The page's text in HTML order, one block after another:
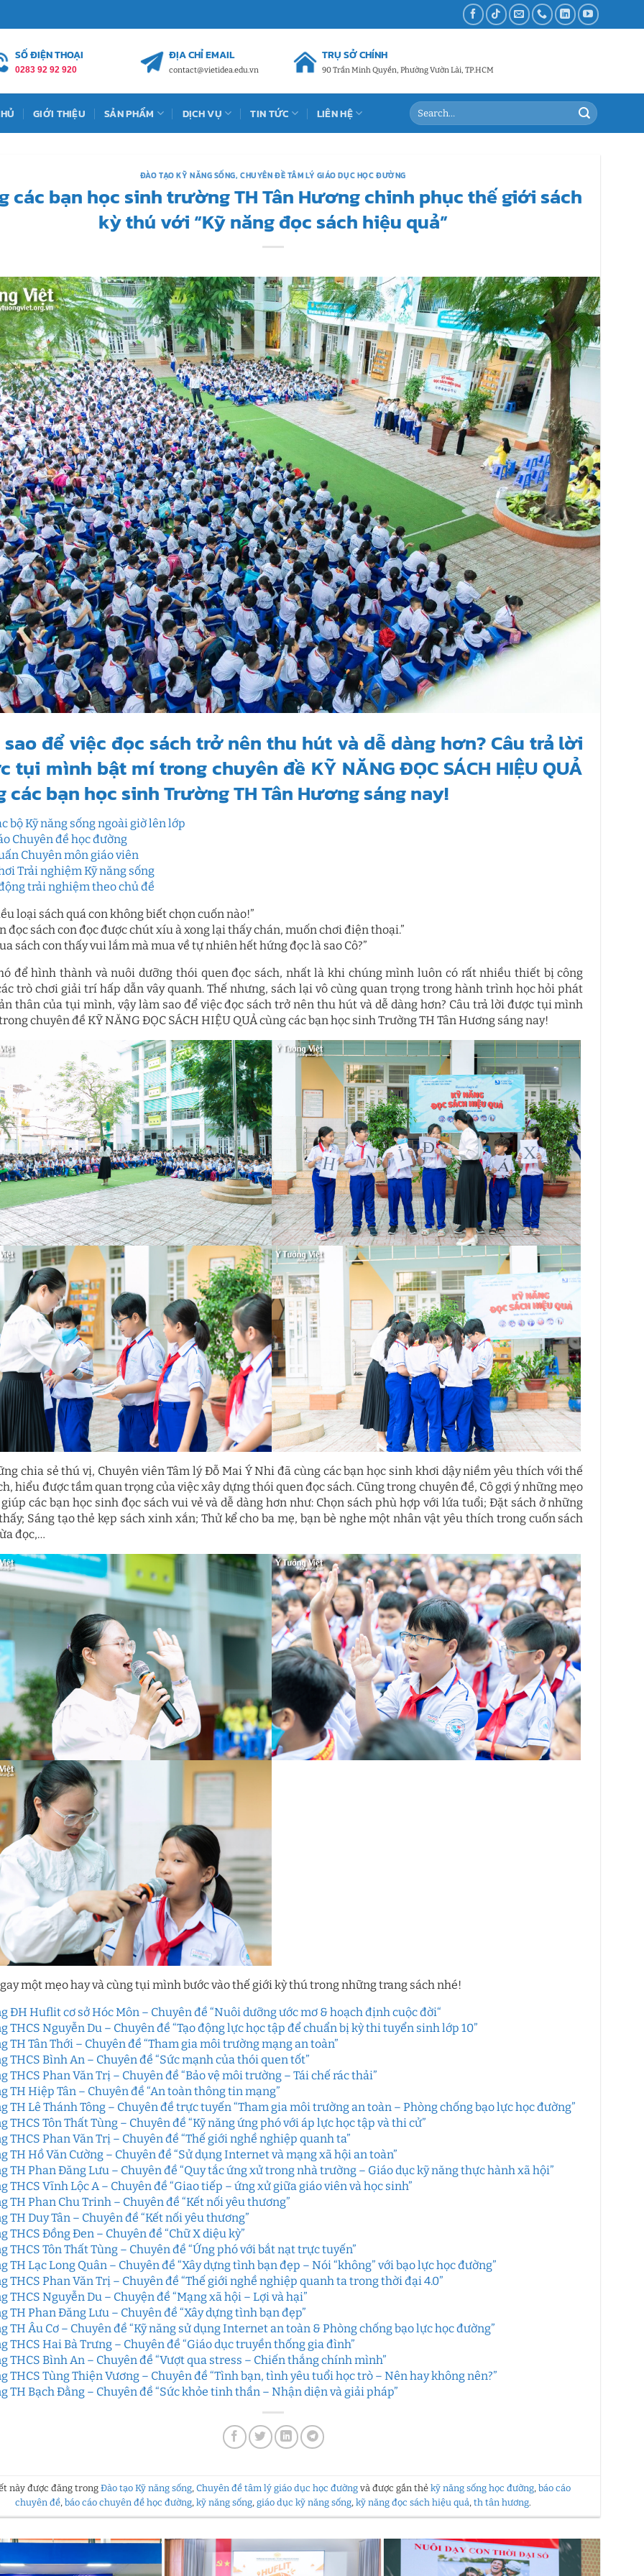
SỐ ĐIỆN THOẠI
0283 92 92 920
ĐỊA CHỈ EMAIL
contact@vietidea.edu.vn
TRỤ SỞ CHÍNH
90 Trần Minh Quyền, Phường Vườn Lài, TP.HCM
GIỚI THIỆU SẢN PHẨM DỊCH VỤ TIN TỨC LIÊN HỆ
ĐÀO TẠO KỸ NĂNG SỐNG,CHUYÊN ĐỀ TÂM LÝ GIÁO DỤC HỌC ĐƯỜNG
các bạn học sinh trường TH Tân Hương chinh phục thế giới sách
kỳ thú với “Kỹ năng đọc sách hiệu quả”
sao để việc đọc sách trở nên thu hút và dễ dàng hơn? Câu trả lời
tụi mình bật mí trong chuyên đề KỸ NĂNG ĐỌC SÁCH HIỆU QUẢ
các bạn học sinh Trường TH Tân Hương sáng nay!
bộ Kỹ năng sống ngoài giờ lên lớp
Chuyên đề học đường
Chuyên môn giáo viên
Trải nghiệm Kỹ năng sống
trải nghiệm theo chủ đề
loại sách quá con không biết chọn cuốn nào!”
đọc sách con đọc được chút xíu à xong lại thấy chán, muốn chơi điện thoại.”
sách con thấy vui lắm mà mua về tự nhiên hết hứng đọc là sao Cô?”
để hình thành và nuôi dưỡng thói quen đọc sách, nhất là khi chúng mình luôn có rất nhiều thiết bị công
trò chơi giải trí hấp dẫn vây quanh. Thế nhưng, sách lại vô cùng quan trọng trong hành trình học hỏi phát
thân của tụi mình, vậy làm sao để việc đọc sách trở nên thu hút và dễ dàng hơn? Câu trả lời được tụi mình
chuyên đề KỸ NĂNG ĐỌC SÁCH HIỆU QUẢ cùng các bạn học sinh Trường TH Tân Hương sáng nay!
chia sẻ thú vị, Chuyên viên Tâm lý Đỗ Mai Ý Nhi đã cùng các bạn học sinh khơi dậy niềm yêu thích với thế
hiểu được tầm quan trọng của việc xây dựng thói quen đọc sách. Cũng trong chuyên đề, Cô gợi ý những mẹo
các bạn học sinh đọc sách vui vẻ và dễ dàng hơn như: Chọn sách phù hợp với lứa tuổi; Đặt sách ở những
Sáng tạo thẻ kẹp sách xinh xắn; Thử kể cho ba mẹ, bạn bè nghe một nhân vật yêu thích trong cuốn sách
đọc,…
một mẹo hay và cùng tụi mình bước vào thế giới kỳ thú trong những trang sách nhé!
ĐH Huflit cơ sở Hóc Môn – Chuyên đề “Nuôi dưỡng ước mơ & hoạch định cuộc đời“
THCS Nguyễn Du – Chuyên đề “Tạo động lực học tập để chuẩn bị kỳ thi tuyển sinh lớp 10”
TH Tân Thới – Chuyên đề “Tham gia môi trường mạng an toàn”
THCS Bình An – Chuyên đề “Sức mạnh của thói quen tốt”
THCS Phan Văn Trị – Chuyên đề “Bảo vệ môi trường – Tái chế rác thải”
TH Hiệp Tân – Chuyên đề “An toàn thông tin mạng”
TH Lê Thánh Tông – Chuyên đề trực tuyến “Tham gia môi trường an toàn – Phòng chống bạo lực học đường”
THCS Tôn Thất Tùng – Chuyên đề “Kỹ năng ứng phó với áp lực học tập và thi cử”
THCS Phan Văn Trị – Chuyên đề “Thế giới nghề nghiệp quanh ta”
TH Hồ Văn Cường – Chuyên đề “Sử dụng Internet và mạng xã hội an toàn”
TH Phan Đăng Lưu – Chuyên đề “Quy tắc ứng xử trong nhà trường – Giáo dục kỹ năng thực hành xã hội”
THCS Vĩnh Lộc A – Chuyên đề “Giao tiếp – ứng xử giữa giáo viên và học sinh”
TH Phan Chu Trinh – Chuyên đề “Kết nối yêu thương”
TH Duy Tân – Chuyên đề “Kết nối yêu thương”
THCS Đồng Đen – Chuyên đề “Chữ X diệu kỳ”
THCS Tôn Thất Tùng – Chuyên đề “Ứng phó với bắt nạt trực tuyến”
TH Lạc Long Quân – Chuyên đề “Xây dựng tình bạn đẹp – Nói “không” với bạo lực học đường”
THCS Phan Văn Trị – Chuyên đề “Thế giới nghề nghiệp quanh ta trong thời đại 4.0”
THCS Nguyễn Du – Chuyện đề “Mạng xã hội – Lợi và hại”
TH Phan Đăng Lưu – Chuyên đề “Xây dựng tình bạn đẹp”
TH Âu Cơ – Chuyên đề “Kỹ năng sử dụng Internet an toàn & Phòng chống bạo lực học đường”
THCS Hai Bà Trưng – Chuyên đề “Giáo dục truyền thống gia đình”
THCS Bình An – Chuyên đề “Vượt qua stress – Chiến thắng chính mình”
THCS Tùng Thiện Vương – Chuyên đề “Tình bạn, tình yêu tuổi học trò – Nên hay không nên?”
TH Bạch Đằng – Chuyên đề “Sức khỏe tinh thần – Nhận diện và giải pháp”
này được đăng trongĐào tạo Kỹ năng sống,Chuyên đề tâm lý giáo dục học đường và được gắn thẻkỹ năng sống học đường,báo cáo
chuyên đề, báo cáo chuyên đề học đường, kỹ năng sống, giáo dục kỹ năng sống, kỹ năng đọc sách hiệu quả, th tân hương.